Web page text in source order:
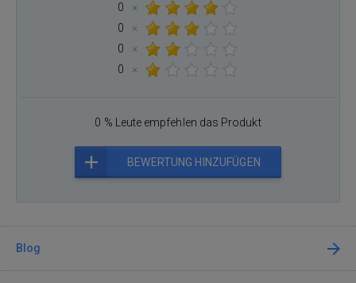
0
×
0
×
0
×
0
×
0 % Leute empfehlen das Produkt
BEWERTUNG HINZUFÜGEN
Blog